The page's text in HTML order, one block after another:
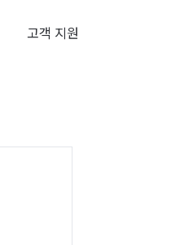
고객 지원